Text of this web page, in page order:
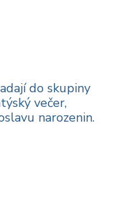
do skupiny
večer,
narozenin.